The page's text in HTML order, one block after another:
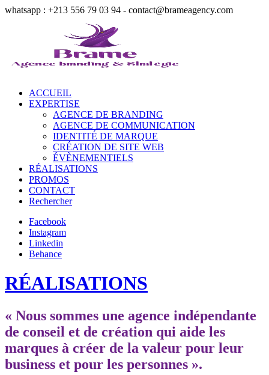
whatsapp : +213 556 79 03 94 - contact@brameagency.com
ACCUEIL
EXPERTISE
AGENCE DE BRANDING
AGENCE DE COMMUNICATION
IDENTITÉ DE MARQUE
CRÉATION DE SITE WEB
ÉVÈNEMENTIELS
RÉALISATIONS
PROMOS
CONTACT
Rechercher
Facebook
Instagram
Linkedin
Behance
RÉALISATIONS
« Nous sommes une agence indépendante
de conseil et de création qui aide les
marques à créer de la valeur pour leur
business et pour les personnes ».